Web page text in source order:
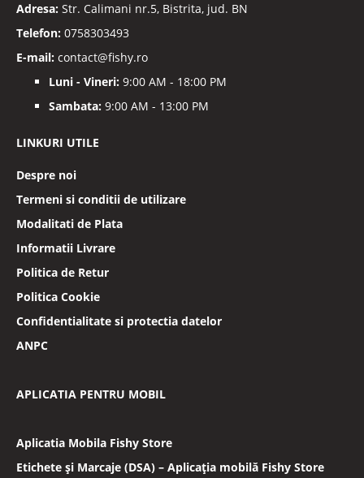
Adresa: Str. Calimani nr.5, Bistrita, jud. BN
Telefon: 0758303493
E-mail: contact@fishy.ro
Luni - Vineri: 9:00 AM - 18:00 PM
Sambata: 9:00 AM - 13:00 PM
LINKURI UTILE
Despre noi
Termeni si conditii de utilizare
Modalitati de Plata
Informatii Livrare
Politica de Retur
Politica Cookie
Confidentialitate si protectia datelor
ANPC
APLICATIA PENTRU MOBIL
Aplicatia Mobila Fishy Store
Etichete și Marcaje (DSA) – Aplicația mobilă Fishy Store